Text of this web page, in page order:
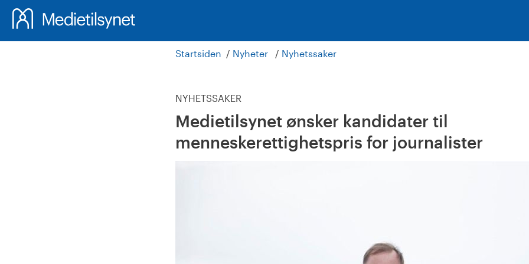
Startsiden Nyheter Nyhetssaker
NYHETSSAKER
Medietilsynet ønsker kandidater til
menneskerettighetspris for journalister